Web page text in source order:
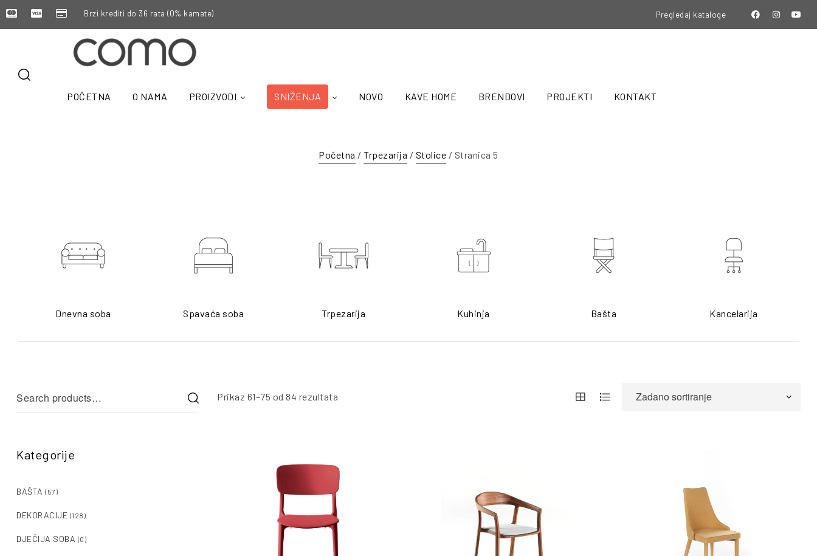
Brzi krediti do 36 rata (0% kamate) Pregledaj kataloge
POČETNA O NAMA PROIZVODI SNIŽENJA NOVO KAVE HOME BRENDOVI PROJEKTI KONTAKT
Početna /Trpezarija / Stolice / Stranica 5
Dnevna soba Spavaća soba Trpezarija Kuhinja Bašta Kancelarija
Prikaz 61–75 od 84 rezultata
Kategorije
BAŠTA (57)
DEKORACIJE (128)
DJEČIJA SOBA (0)